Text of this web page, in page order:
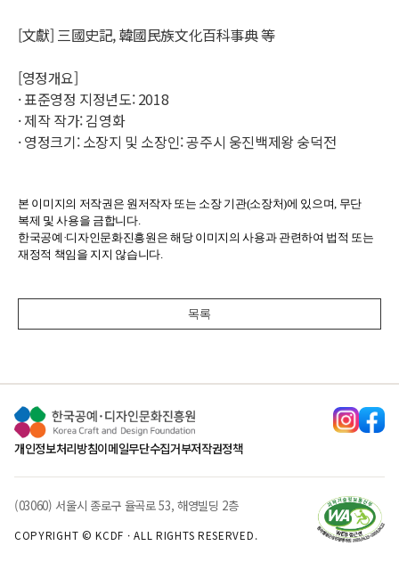
[文獻] 三國史記, 韓國民族文化百科事典 等
[영정개요]
· 표준영정 지정년도: 2018
· 제작 작가: 김영화
· 영정크기: 소장지 및 소장인: 공주시 웅진백제왕 숭덕전
본 이미지의 저작권은 원저작자 또는 소장 기관(소장처)에 있으며, 무단
복제 및 사용을 금합니다.
한국공예·디자인문화진흥원은 해당 이미지의 사용과 관련하여 법적 또는
재정적 책임을 지지 않습니다.
목록
개인정보처리방침이메일무단수집거부저작권정책
(03060) 서울시 종로구 율곡로 53, 해영빌딩 2층
COPYRIGHT © KCDF · ALL RIGHTS RESERVED.